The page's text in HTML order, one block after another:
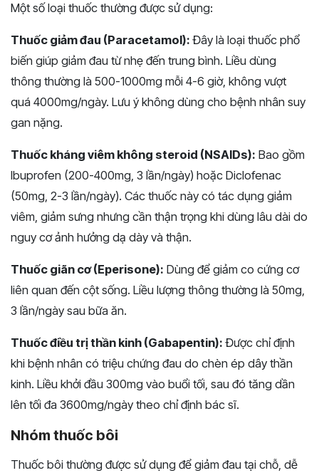
Một số loại thuốc thường được sử dụng:
Thuốc giảm đau (Paracetamol): Đây là loại thuốc phổ
biến giúp giảm đau từ nhẹ đến trung bình. Liều dùng
thông thường là 500-1000mg mỗi 4-6 giờ, không vượt
quá 4000mg/ngày. Lưu ý không dùng cho bệnh nhân suy
gan nặng.
Thuốc kháng viêm không steroid (NSAIDs): Bao gồm
Ibuprofen (200-400mg, 3 lần/ngày) hoặc Diclofenac
(50mg, 2-3 lần/ngày). Các thuốc này có tác dụng giảm
viêm, giảm sưng nhưng cần thận trọng khi dùng lâu dài do
nguy cơ ảnh hưởng dạ dày và thận.
Thuốc giãn cơ (Eperisone): Dùng để giảm co cứng cơ
liên quan đến cột sống. Liều lượng thông thường là 50mg,
3 lần/ngày sau bữa ăn.
Thuốc điều trị thần kinh (Gabapentin): Được chỉ định
khi bệnh nhân có triệu chứng đau do chèn ép dây thần
kinh. Liều khởi đầu 300mg vào buổi tối, sau đó tăng dần
lên tối đa 3600mg/ngày theo chỉ định bác sĩ.
Nhóm thuốc bôi
Thuốc bôi thường được sử dụng để giảm đau tại chỗ, dễ